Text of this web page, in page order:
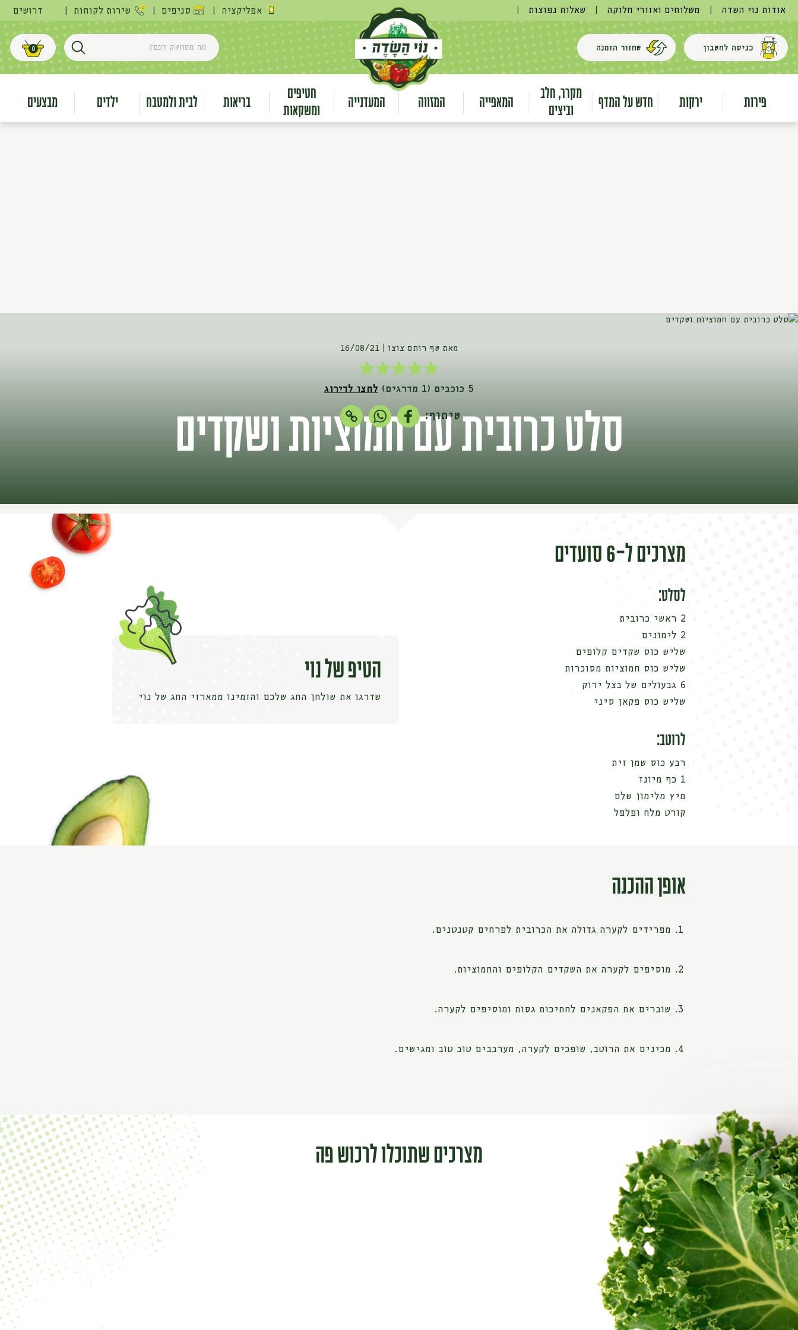
אודות נוי השדה משלוחים ואזורי חלוקה שאלות נפוצות דרושים שירות לקוחות סניפים אפליקציה
כניסה לחשבון שחזור הזמנה
מה מתחשק לכם?
חפש עגלת קניות
0
פירות ירקות חדש על המדף
מקרר, חלב
וביצים
המאפייה המזווה המעדנייה
חטיפים
ומשקאות
בריאות לבית ולמטבח ילדים מבצעים
סלט כרובית עם חמוציות ושקדים
מאת שף רותם צוצו 16/08/21
5 כוכבים (1 מדרגים) לחצו לדירוג
שיתוף:
מצרכים ל-6 סועדים
לסלט:
2 ראשי כרובית
2 לימונים
שליש כוס שקדים קלופים
שליש כוס חמוציות מסוכרות
6 גבעולים של בצל ירוק
שליש כוס פקאן סיני
לרוטב:
רבע כוס שמן זית
1 כף מיונז
מיץ מלימון שלם
קורט מלח ופלפל
הטיפ של נוי
שדרגו את שולחן החג שלכם והזמינו ממארזי החג של נוי
אופן ההכנה
מפרידים לקערה גדולה את הכרובית לפרחים קטנטנים.
מוסיפים לקערה את השקדים הקלופים והחמוציות.
שוברים את הפקאנים לחתיכות גסות ומוסיפים לקערה.
מכינים את הרוטב, שופכים לקערה, מערבבים טוב טוב ומגישים.
מצרכים שתוכלו לרכוש פה